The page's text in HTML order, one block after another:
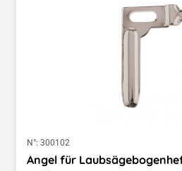
N°: 300102
Angel für